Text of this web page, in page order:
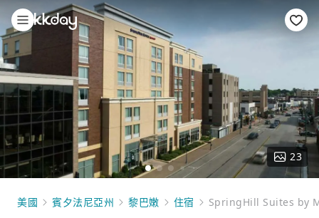
23
美國 賓夕法尼亞州 黎巴嫩 住宿 SpringHill Suites by